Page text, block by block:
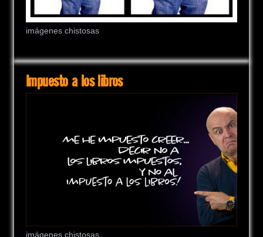
imágenes chistosas
Impuesto a los libros
imágenes chistosas